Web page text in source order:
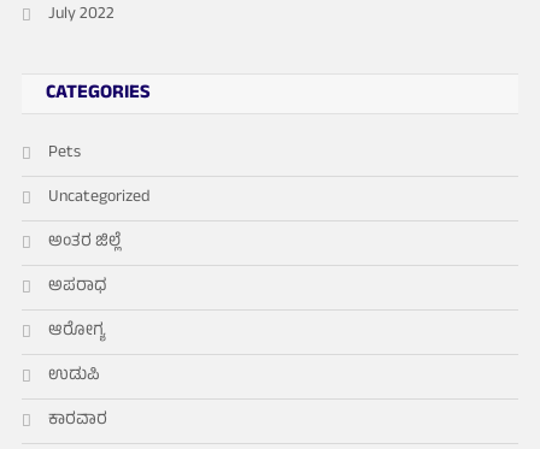
July 2022
CATEGORIES
Pets
Uncategorized
ಅಂತರ ಜಿಲ್ಲೆ
ಅಪರಾಧ
ಆರೋಗ್ಯ
ಉಡುಪಿ
ಕಾರವಾರ